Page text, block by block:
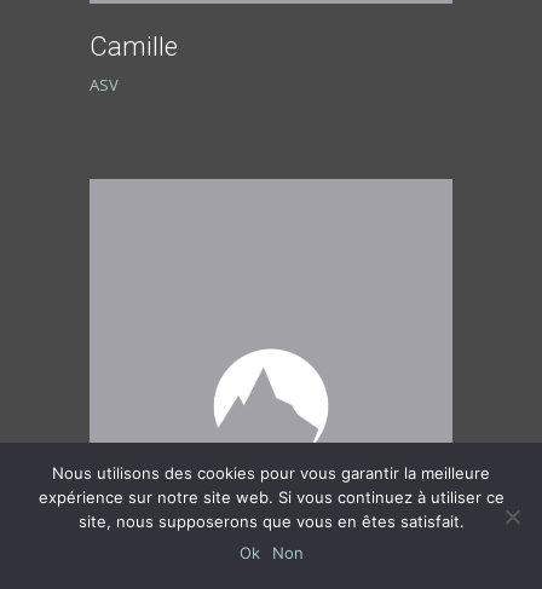
Camille
ASV
Nous utilisons des cookies pour vous garantir la meilleure
expérience sur notre site web. Si vous continuez à utiliser ce
site, nous supposerons que vous en êtes satisfait.
Ok
Non